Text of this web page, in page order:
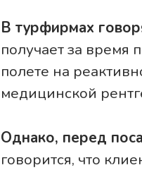
В турфирмах
получает за время
полете на
медицинской
Однако, перед
говорится, что